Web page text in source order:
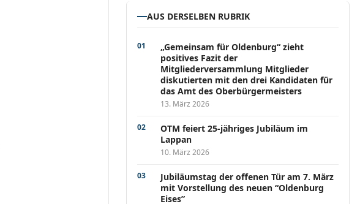
AUS DERSELBEN RUBRIK
„Gemeinsam für Oldenburg“ zieht
positives Fazit der
Mitgliederversammlung Mitglieder
diskutierten mit den drei Kandidaten für
das Amt des Oberbürgermeisters
13. März 2026
OTM feiert 25-jähriges Jubiläum im
Lappan
10. März 2026
Jubiläumstag der offenen Tür am 7. März
mit Vorstellung des neuen “Oldenburg
Eises”